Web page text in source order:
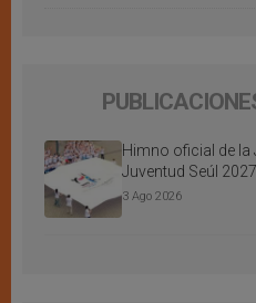
Himno oficial de la
Juventud Seúl 2027
3 Ago 2026